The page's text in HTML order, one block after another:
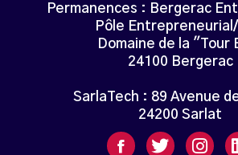
Permanences : Bergerac
Pôle Entrepreneurial/
Domaine de la "Tour
24100 Bergerac
SarlaTech : 89 Avenue
24200 Sarlat